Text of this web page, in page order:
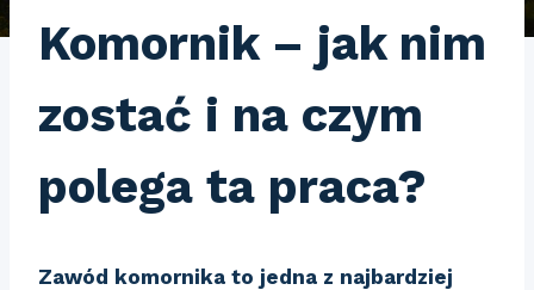
Komornik – jak nim
zostać i na czym
polega ta praca?
Zawód komornika to jedna z najbardziej